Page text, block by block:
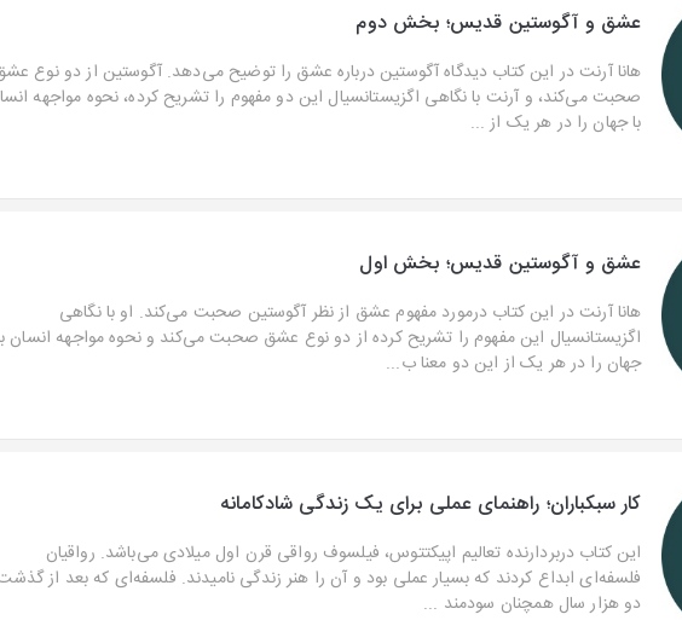
عشق و آگوستین قدیس؛ بخش دوم
هانا آرنت در این کتاب دیدگاه آگوستین درباره عشق را توضیح می‌دهد. آگوستین از دو نوع
صحبت می‌کند، و آرنت با نگاهی اگزیستانسیال این دو مفهوم را تشریح کرده، نحوه مواجهه
با جهان را در هر یک از ...
عشق و آگوستین قدیس؛ بخش اول
هانا آرنت در این کتاب درمورد مفهوم عشق از نظر آگوستین صحبت می‌کند. او با نگاهی
اگزیستانسیال این مفهوم را تشریح کرده از دو نوع عشق صحبت می‌کند و نحوه مواجهه انسان
جهان را در هر یک از این دو معنا ب...
کار سبکباران؛ راهنمای عملی برای یک زندگی شادکامانه
این کتاب دربردارنده تعالیم اپیکتتوس، فیلسوف رواقی قرن اول میلادی می‌باشد. رواقیان
فلسفه‌ای ابداع کردند که بسیار عملی بود و آن را هنر زندگی نامیدند. فلسفه‌ای که بعد از
دو هزار سال همچنان سودمند ...